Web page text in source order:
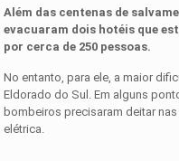
Além das centenas de
evacuaram dois hotéis que
por cerca de 250 pessoas.
No entanto, para ele, a maior
Eldorado do Sul. Em alguns
bombeiros precisaram deitar
elétrica.